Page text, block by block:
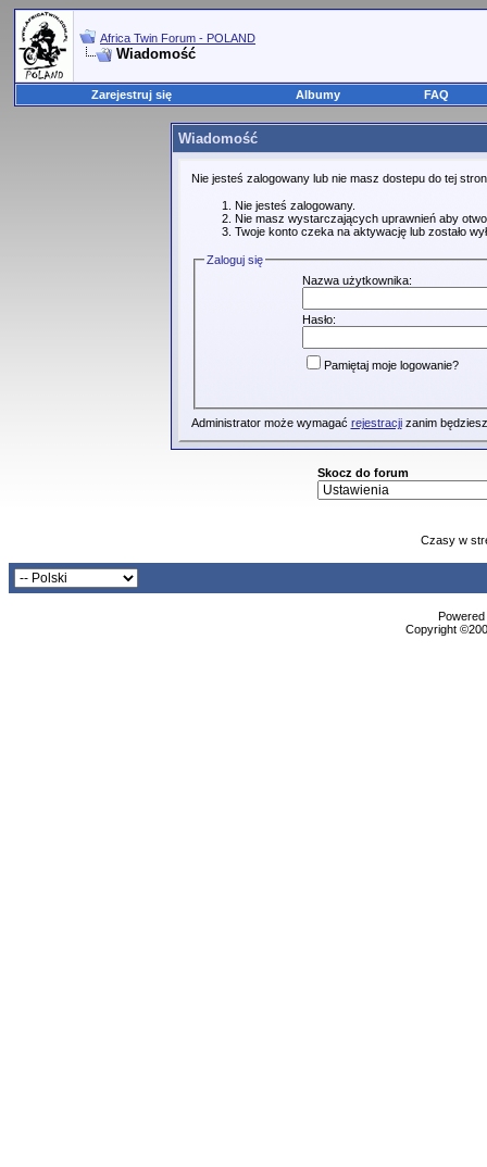
Africa Twin Forum - POLAND
Wiadomość
Zarejestruj się Albumy FAQ
Wiadomość
Nie jesteś zalogowany lub nie masz dostepu do tej
Nie jesteś zalogowany.
Nie masz wystarczających uprawnień aby
Twoje konto czeka na aktywację lub zostało
Zaloguj się
Nazwa użytkownika:
Hasło:
Pamiętaj moje logowanie?
Administrator może wymagać rejestracjizanim
Skocz do forum
Czasy w
Copyright